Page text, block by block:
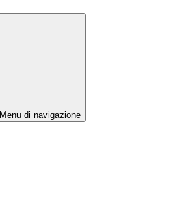
Menu di navigazione